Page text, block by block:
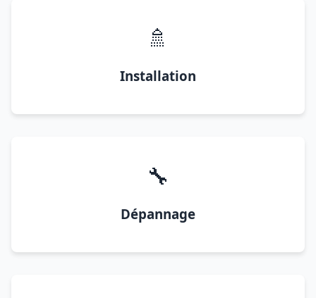
🚿
Installation
🔧
Dépannage